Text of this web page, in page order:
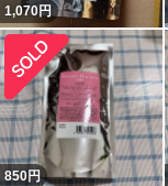
1,070円
850円